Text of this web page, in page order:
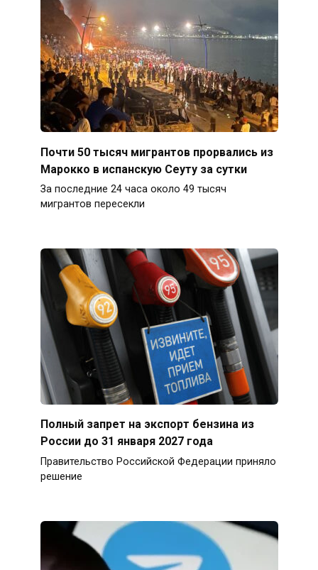
Почти 50 тысяч мигрантов прорвались из
Марокко в испанскую Сеуту за сутки
За последние 24 часа около 49 тысяч
мигрантов пересекли
Полный запрет на экспорт бензина из
России до 31 января 2027 года
Правительство Российской Федерации приняло
решение